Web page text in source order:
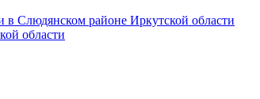
Слюдянском районе Иркутской области
области